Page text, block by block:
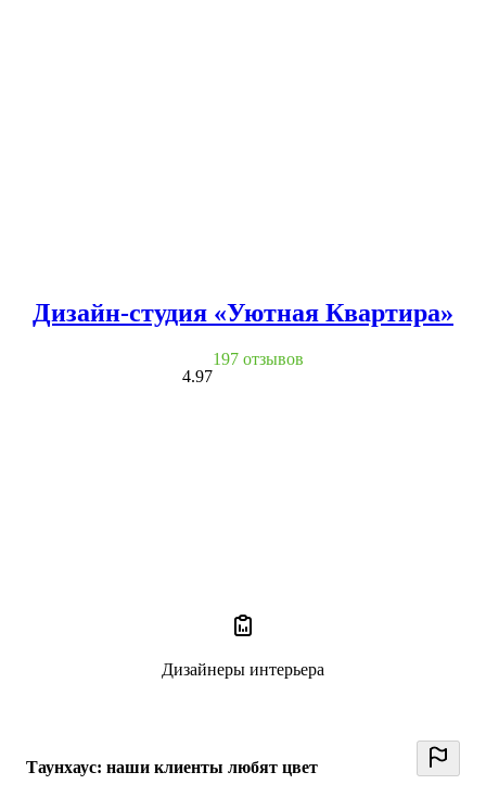
Таунхаус: наши клиенты любят цвет
Дизайн-студия «Уютная Квартира»
4.97
197 отзывов
Дизайнеры интерьера